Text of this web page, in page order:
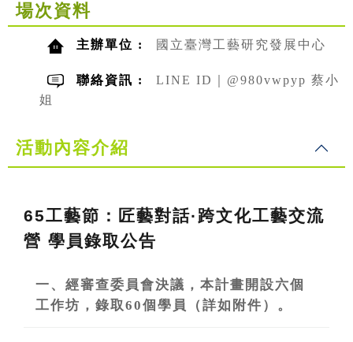
場次資料
主辦單位 : 國立臺灣工藝研究發展中心
聯絡資訊 :
LINE ID｜@980vwpyp 蔡小
姐
活動內容介紹
65工藝節：匠藝對話·跨文化工藝交流
營 學員錄取公告
一、經審查委員會決議，本計畫開設六個
工作坊，錄取60個學員（詳如附件）。